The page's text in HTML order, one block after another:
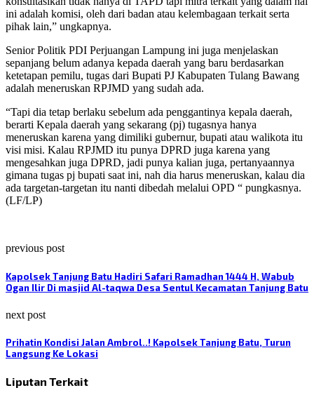
ini adalah komisi, oleh dari badan atau kelembagaan terkait serta
pihak lain,” ungkapnya.
Senior Politik PDI Perjuangan Lampung ini juga menjelaskan
sepanjang belum adanya kepada daerah yang baru berdasarkan
ketetapan pemilu, tugas dari Bupati PJ Kabupaten Tulang Bawang
adalah meneruskan RPJMD yang sudah ada.
“Tapi dia tetap berlaku sebelum ada penggantinya kepala daerah,
berarti Kepala daerah yang sekarang (pj) tugasnya hanya
meneruskan karena yang dimiliki gubernur, bupati atau walikota itu
visi misi. Kalau RPJMD itu punya DPRD juga karena yang
mengesahkan juga DPRD, jadi punya kalian juga, pertanyaannya
gimana tugas pj bupati saat ini, nah dia harus meneruskan, kalau dia
ada targetan-targetan itu nanti dibedah melalui OPD “ pungkasnya.
(LF/LP)
previous post
Kapolsek Tanjung Batu Hadiri Safari Ramadhan 1444 H, Wabub
Ogan Ilir Di masjid Al-taqwa Desa Sentul Kecamatan Tanjung Batu
next post
Prihatin Kondisi Jalan Ambrol..! Kapolsek Tanjung Batu, Turun
Langsung Ke Lokasi
Liputan Terkait